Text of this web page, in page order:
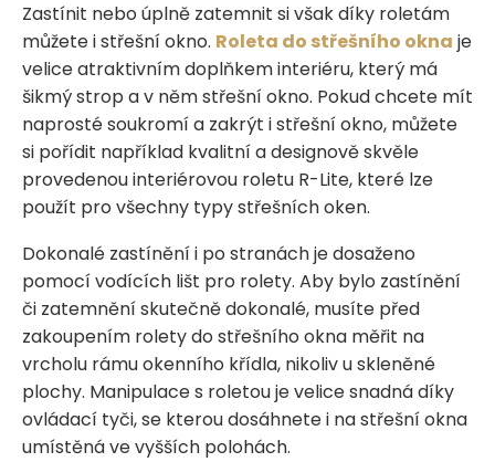
Zastínit nebo úplně zatemnit si však díky roletám
můžete i střešní okno. Roleta do střešního okna je
velice atraktivním doplňkem interiéru, který má
šikmý strop a v něm střešní okno. Pokud chcete mít
naprosté soukromí a zakrýt i střešní okno, můžete
si pořídit například kvalitní a designově skvěle
provedenou interiérovou roletu R-Lite, které lze
použít pro všechny typy střešních oken.
Dokonalé zastínění i po stranách je dosaženo
pomocí vodících lišt pro rolety. Aby bylo zastínění
či zatemnění skutečně dokonalé, musíte před
zakoupením rolety do střešního okna měřit na
vrcholu rámu okenního křídla, nikoliv u skleněné
plochy. Manipulace s roletou je velice snadná díky
ovládací tyči, se kterou dosáhnete i na střešní okna
umístěná ve vyšších polohách.